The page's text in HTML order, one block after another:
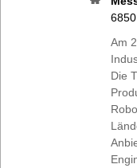
6850
Am
Die